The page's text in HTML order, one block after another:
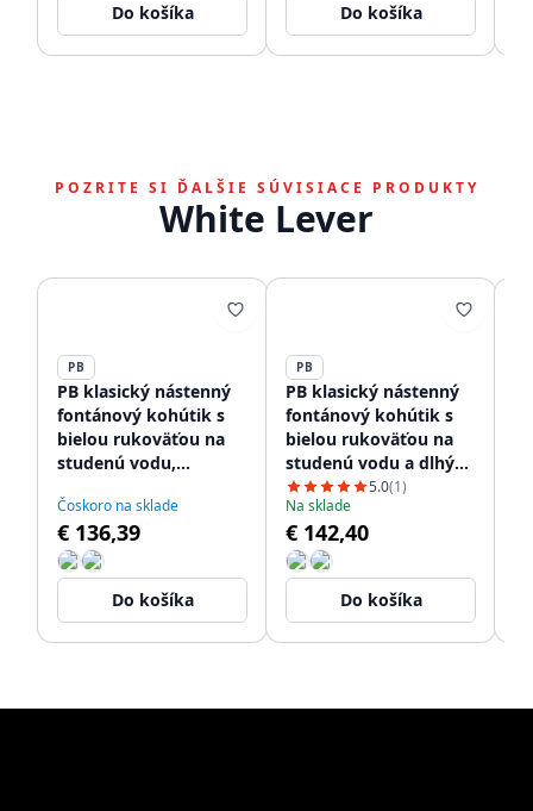
Do košíka Do košíka
POZRITE SI ĎALŠIE SÚVISIACE PRODUKTY
White Lever
PB
PB klasický nástenný
fontánový kohútik s
bielou rukoväťou na
studenú vodu,
1208853532
Čoskoro na sklade
€ 136,39
Do košíka
PB
PB klasický nástenný
fontánový kohútik s
bielou rukoväťou na
studenú vodu a dlhým
výtokom, nerezová
oceľ 1208853572
5.0(1)
Na sklade
€ 142,40
Do košíka